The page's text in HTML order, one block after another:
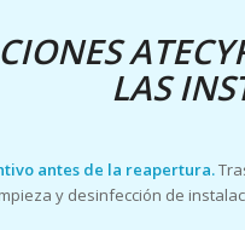
LAS
antes de la reapertura.
y desinfección de